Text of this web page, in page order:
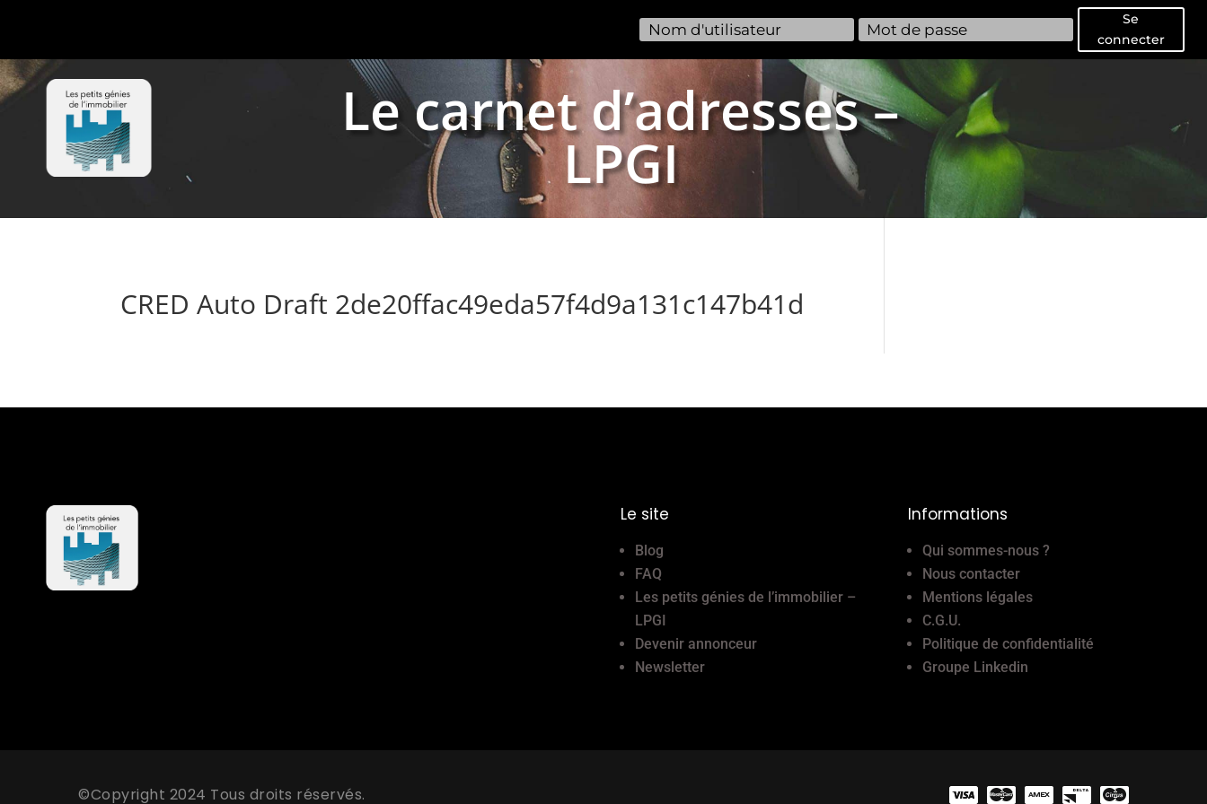
Se
connecter
Le carnet d’adresses –
LPGI
CRED Auto Draft 2de20ffac49eda57f4d9a131c147b41d
Le site
Blog
FAQ
Les petits génies de l’immobilier –
LPGI
Devenir annonceur
Newsletter
Informations
Qui sommes-nous ?
Nous contacter
Mentions légales
C.G.U.
Politique de confidentialité
Groupe Linkedin
©Copyright 2024 Tous droits réservés.